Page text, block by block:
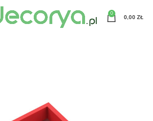
0
0,00 ZŁ